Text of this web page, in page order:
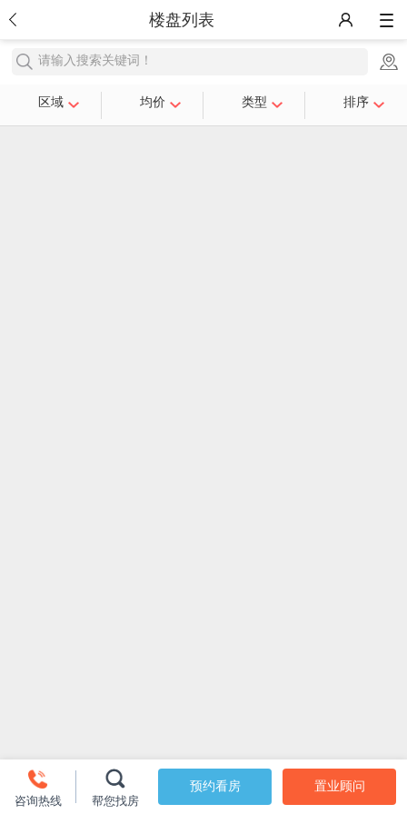
楼盘列表
请输入搜索关键词！
区域 均价 类型 排序
咨询热线 帮您找房
预约看房 置业顾问